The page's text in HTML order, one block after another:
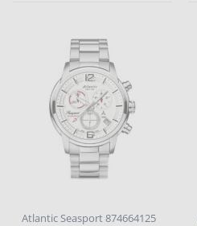
Atlantic Seasport 874664125